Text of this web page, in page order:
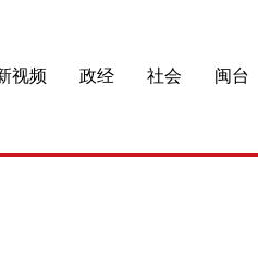
视频 政经 社会 闽台